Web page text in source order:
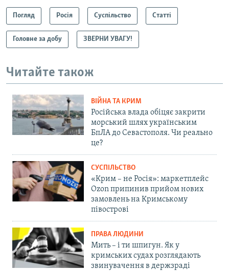
Погляд Росія Суспільство Статті
Головне за добу ЗВЕРНИ УВАГУ!
Читайте також
ВІЙНА ТА КРИМ
Російська влада обіцяє закрити
морський шлях українським
БпЛА до Севастополя. Чи реально
це?
СУСПІЛЬСТВО
«Крим – не Росія»: маркетплейс
Ozon припинив прийом нових
замовлень на Кримському
півострові
ПРАВА ЛЮДИНИ
Мить – і ти шпигун. Як у
кримських судах розглядають
звинувачення в держзраді